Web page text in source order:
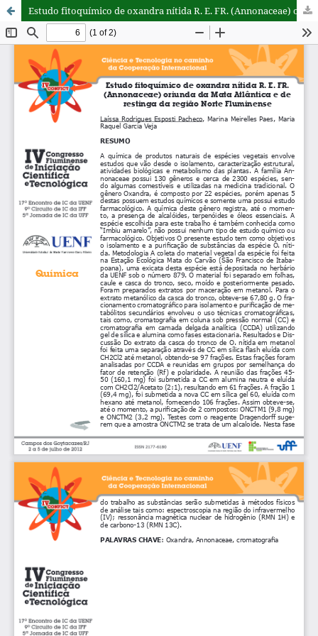
Estudo fitoquímico de oxandra nítida R. E. FR. (Annonaceae) oriunda da Mata Atlântica e de restinga da região Norte Fluminense